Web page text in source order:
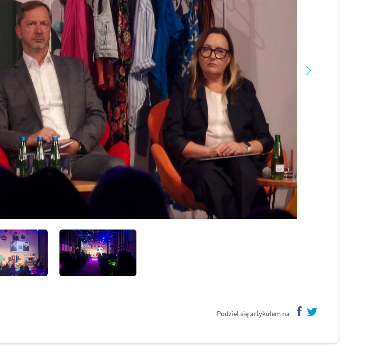
Podziel się artykułem na